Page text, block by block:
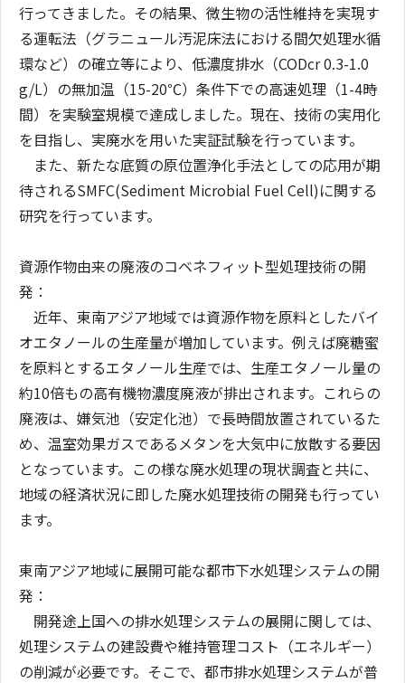
行ってきました。その結果、微生物の活性維持を実現す
る運転法（グラニュール汚泥床法における間欠処理水循
環など）の確立等により、低濃度排水（CODcr 0.3-1.0
g/L）の無加温（15-20℃）条件下での高速処理（1-4時
間）を実験室規模で達成しました。現在、技術の実用化
を目指し、実廃水を用いた実証試験を行っています。
また、新たな底質の原位置浄化手法としての応用が期
待されるSMFC(Sediment Microbial Fuel Cell)に関する
研究を行っています。
資源作物由来の廃液のコベネフィット型処理技術の開
発：
近年、東南アジア地域では資源作物を原料としたバイ
オエタノールの生産量が増加しています。例えば廃糖蜜
を原料とするエタノール生産では、生産エタノール量の
約10倍もの高有機物濃度廃液が排出されます。これらの
廃液は、嫌気池（安定化池）で長時間放置されているた
め、温室効果ガスであるメタンを大気中に放散する要因
となっています。この様な廃水処理の現状調査と共に、
地域の経済状況に即した廃水処理技術の開発も行ってい
ます。
東南アジア地域に展開可能な都市下水処理システムの開
発：
開発途上国への排水処理システムの展開に関しては、
処理システムの建設費や維持管理コスト（エネルギー）
の削減が必要です。そこで、都市排水処理システムが普